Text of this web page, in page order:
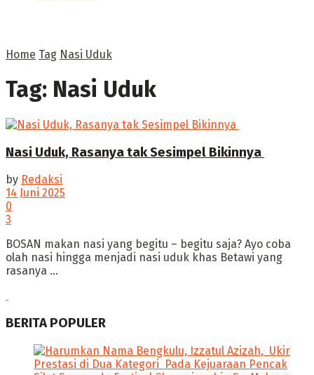
Home Tag Nasi Uduk
Tag: Nasi Uduk
Nasi Uduk, Rasanya tak Sesimpel Bikinnya ‎
by Redaksi
14 Juni 2025
0
3
‎BOSAN makan nasi yang begitu – begitu saja? Ayo coba
olah nasi hingga menjadi nasi uduk khas Betawi yang
rasanya ...
BERITA POPULER